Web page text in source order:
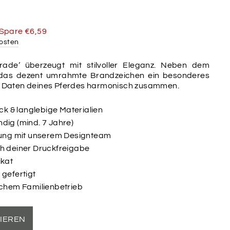
€6,59
überzeugt mit stilvoller Eleganz. Neben dem
dezent umrahmte Brandzeichen ein besonderes
deines Pferdes harmonisch zusammen.
& langlebige Materialien
(mind. 7 Jahre)
mit unserem Designteam
deiner Druckfreigabe
gefertigt
Familienbetrieb